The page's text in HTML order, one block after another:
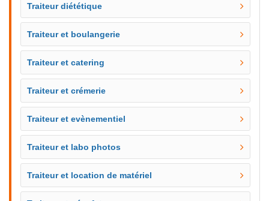
Traiteur diététique
Traiteur et boulangerie
Traiteur et catering
Traiteur et crémerie
Traiteur et evènementiel
Traiteur et labo photos
Traiteur et location de matériel